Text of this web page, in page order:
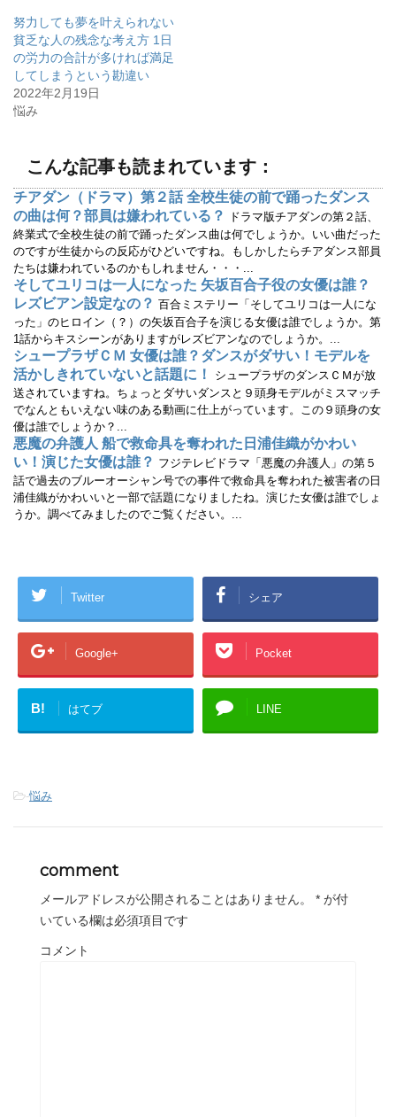
新
い
ウ
ィ
ン
ド
ウ
ッ
ク
し
て
く
だ
さ
い
ィ
ン
ウ
で
開
き
ま
す
)
努力しても夢を叶えられない
貧乏な人の残念な考え方 1日
の労力の合計が多ければ満足
してしまうという勘違い
2022年2月19日
悩み
こんな記事も読まれています：
チアダン（ドラマ）第２話 全校生徒の前で踊ったダンス
の曲は何？部員は嫌われている？
ドラマ版チアダンの第２話、
終業式で全校生徒の前で踊ったダンス曲は何でしょうか。いい曲だった
のですが生徒からの反応がひどいですね。もしかしたらチアダンス部員
たちは嫌われているのかもしれません・・・...
そしてユリコは一人になった 矢坂百合子役の女優は誰？
レズビアン設定なの？ 百合ミステリー「そしてユリコは一人にな
った」のヒロイン（？）の矢坂百合子を演じる女優は誰でしょうか。第
1話からキスシーンがありますがレズビアンなのでしょうか。...
シュープラザＣＭ 女優は誰？ダンスがダサい！モデルを
活かしきれていないと話題に！
シュープラザのダンスＣＭが放
送されていますね。ちょっとダサいダンスと９頭身モデルがミスマッチ
でなんともいえない味のある動画に仕上がっています。この９頭身の女
優は誰でしょうか？...
悪魔の弁護人 船で救命具を奪われた日浦佳織がかわい
い！演じた女優は誰？ フジテレビドラマ「悪魔の弁護人」の第５
話で過去のブルーオーシャン号での事件で救命具を奪われた被害者の日
浦佳織がかわいいと一部で話題になりましたね。演じた女優は誰でしょ
うか。調べてみましたのでご覧ください。...
Twitter シェア
Google+ Pocket
B! はてブ LINE
-悩み
comment
メールアドレスが公開されることはありません。 * が付
いている欄は必須項目です
コメント